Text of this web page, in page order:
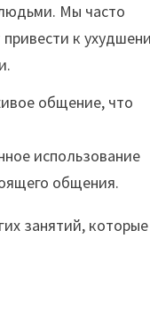
Мы часто
к
общение, что
использование
общения.
занятий, которые